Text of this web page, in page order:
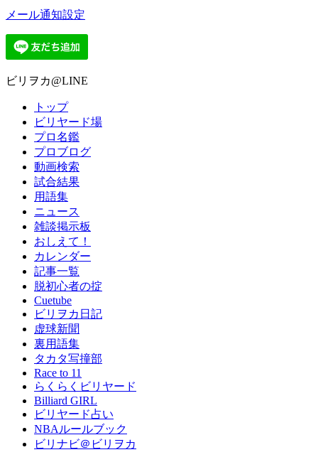
メール通知設定
ビリヲカ@LINE
トップ
ビリヤード場
プロ名鑑
プロブログ
動画検索
試合結果
用語集
ニュース
雑談掲示板
おしえて！
カレンダー
記事一覧
脱初心者の掟
Cuetube
ビリヲカ日記
虚球新聞
裏用語集
タカタ写撞部
Race to 11
らくらくビリヤード
Billiard GIRL
ビリヤード占い
NBAルールブック
ビリナビ＠ビリヲカ